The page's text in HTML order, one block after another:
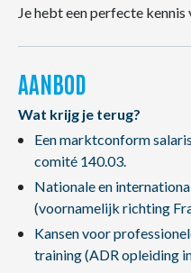
Je hebt een perfecte kennis
AANBOD
Wat krijg je terug?
Een marktconform
comité 140.03.
Nationale en
(voornamelijk richting
Kansen voor
training (ADR opleiding